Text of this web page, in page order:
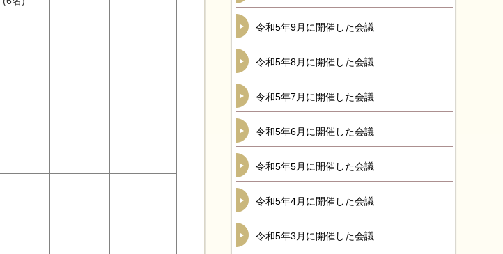
令和5年9月に開催した会議
令和5年8月に開催した会議
令和5年7月に開催した会議
令和5年6月に開催した会議
令和5年5月に開催した会議
令和5年4月に開催した会議
令和5年3月に開催した会議